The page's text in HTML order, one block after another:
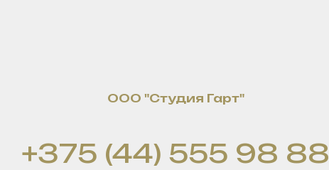
OOO "Студия Гарт"
+375 (44) 555 98 88